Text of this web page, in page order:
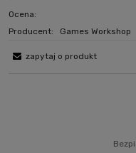
Ocena:
Producent:
Games Workshop
zapytaj o produkt